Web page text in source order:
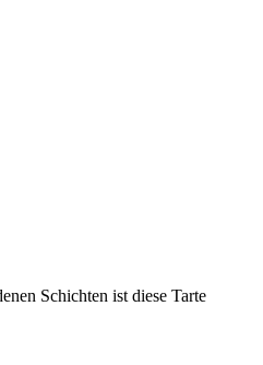
Schichten ist diese Tarte